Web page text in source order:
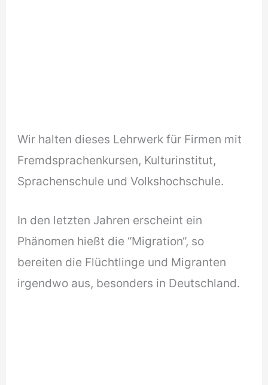
Wir halten dieses Lehrwerk für Firmen mit
Fremdsprachenkursen, Kulturinstitut,
Sprachenschule und Volkshochschule.
In den letzten Jahren erscheint ein
Phänomen hießt die “Migration“, so
bereiten die Flüchtlinge und Migranten
irgendwo aus, besonders in Deutschland.